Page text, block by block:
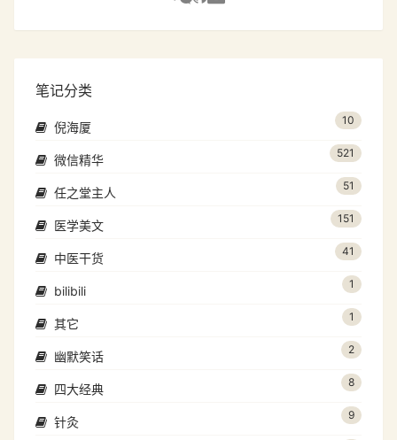
笔记分类
倪海厦 10
微信精华 521
任之堂主人 51
医学美文 151
中医干货 41
bilibili 1
其它 1
幽默笑话 2
四大经典 8
针灸 9